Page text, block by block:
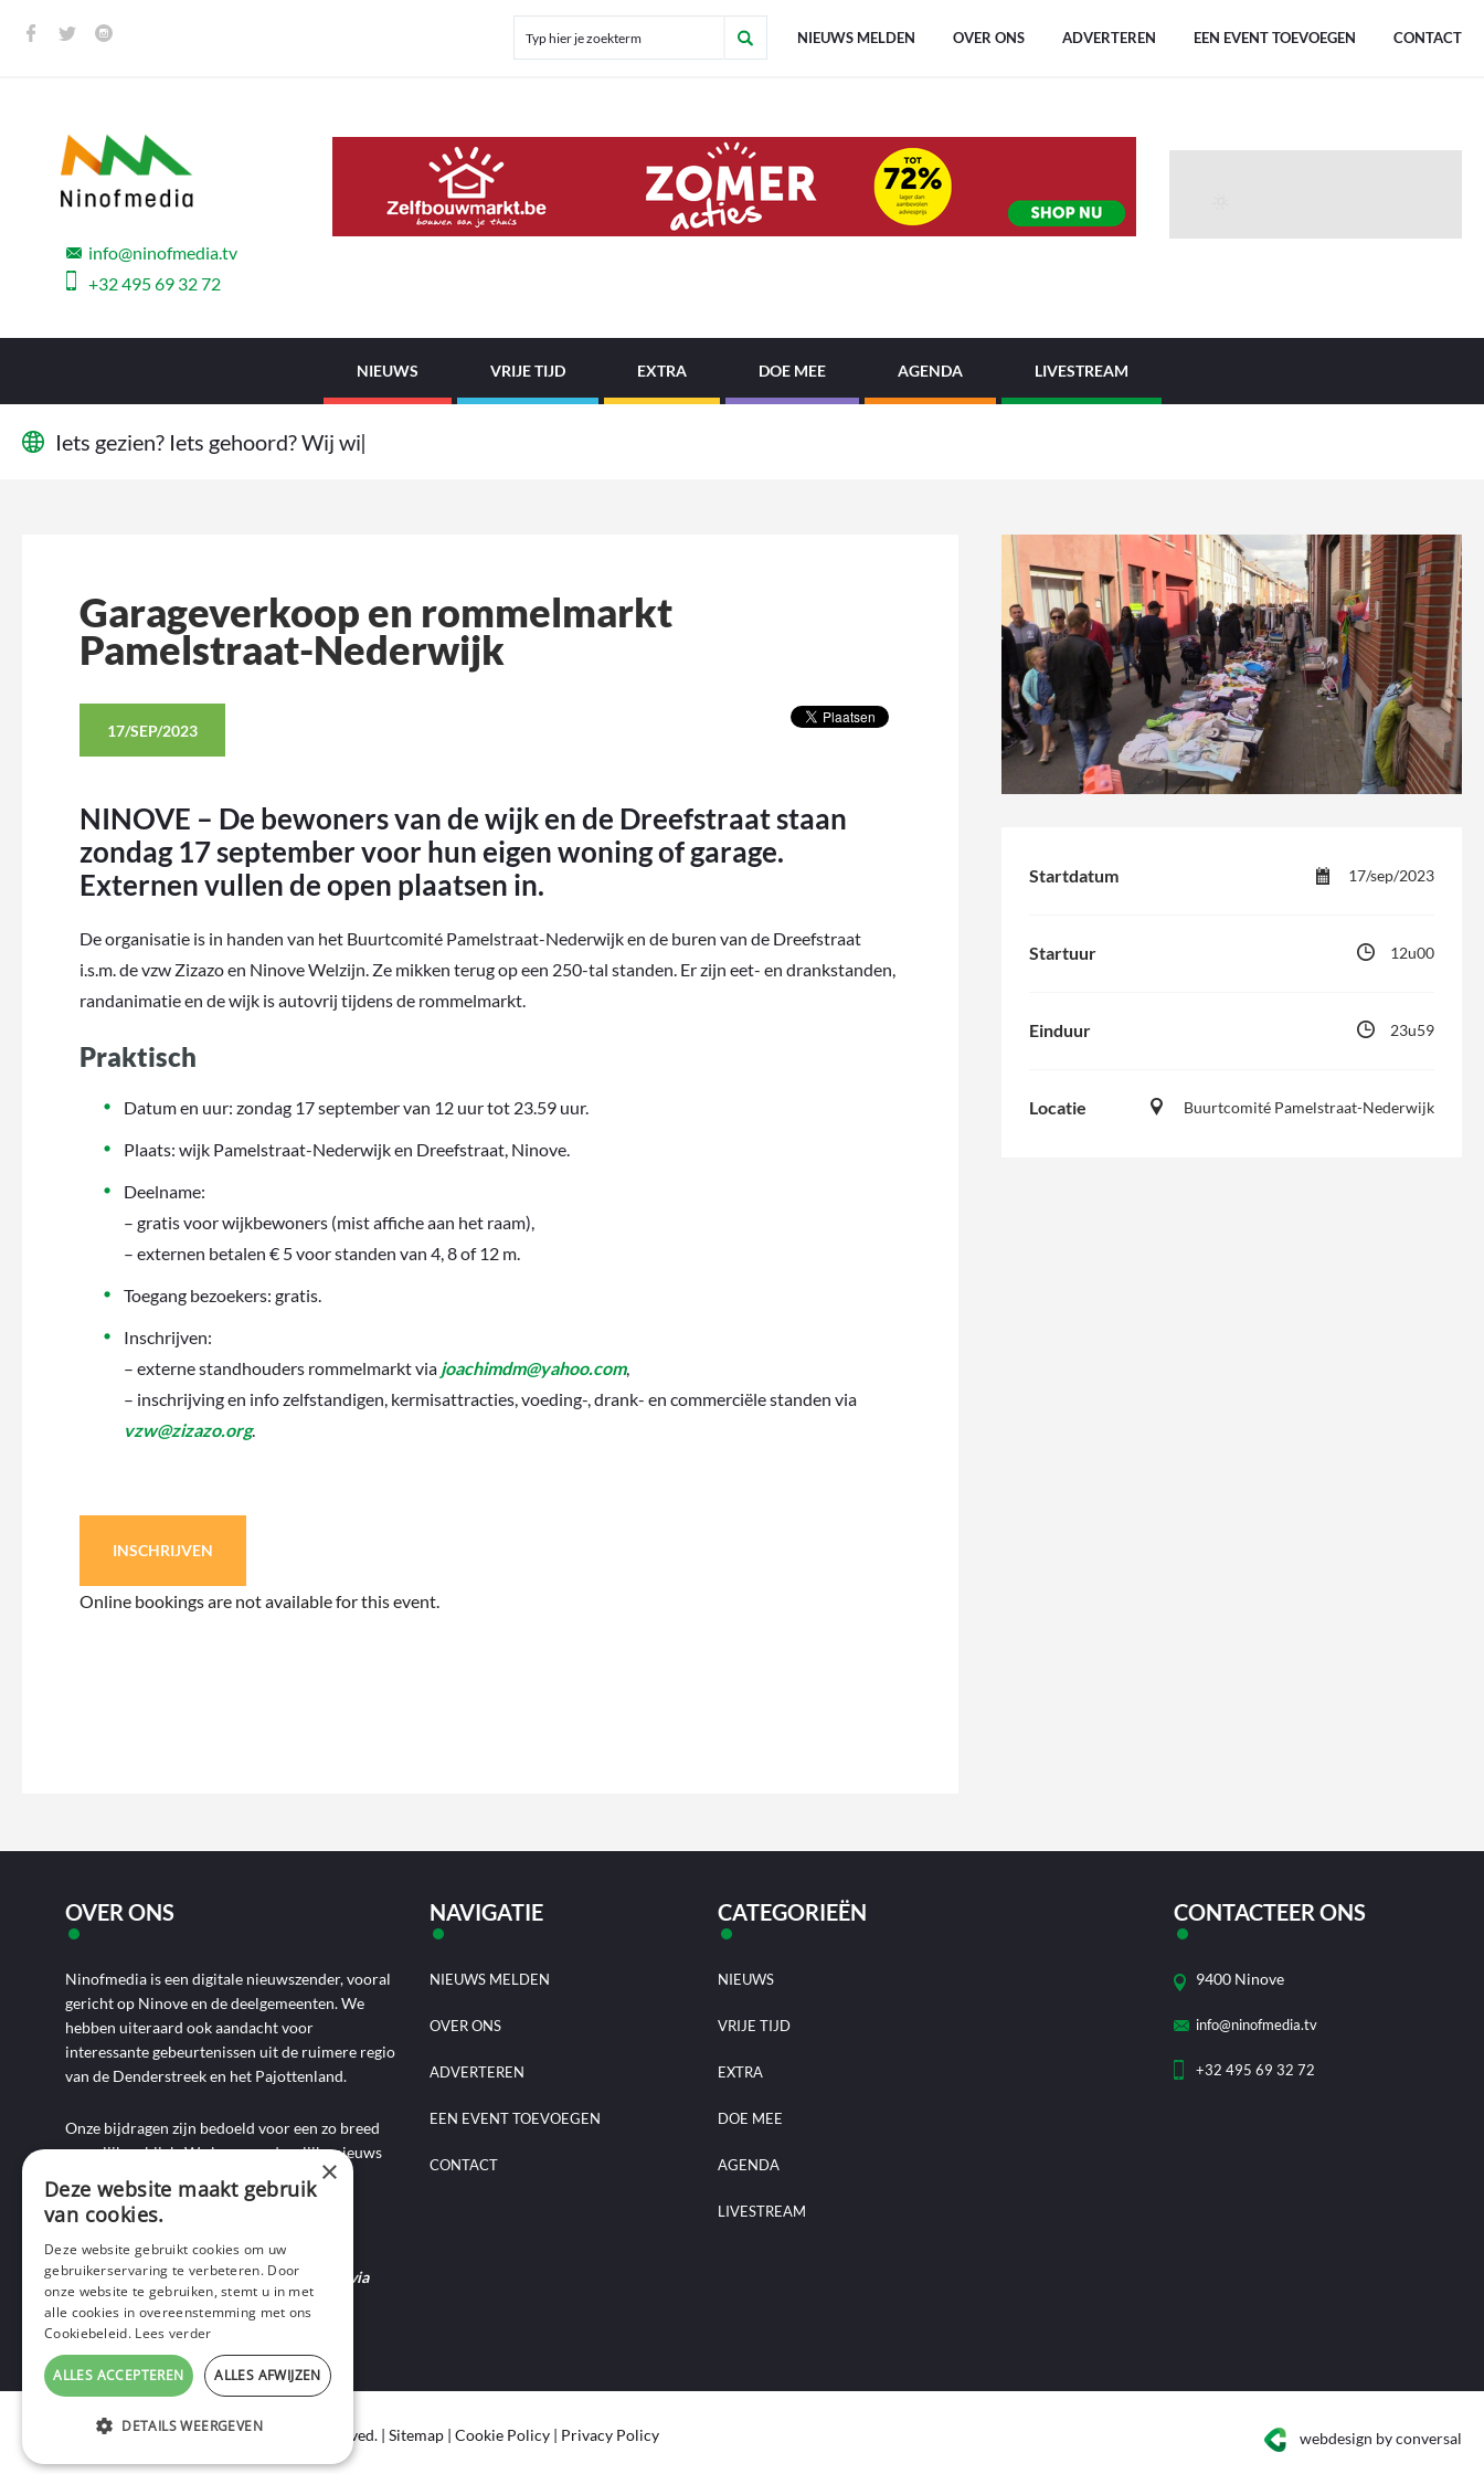
NIEUWS MELDEN OVER ONS ADVERTEREN EEN EVENT TOEVOEGEN CONTACT
info@ninofmedia.tv
+32 495 69 32 72
NIEUWS VRIJE TIJD EXTRA DOE MEE AGENDA LIVESTREAM
Iets gezien? Iets gehoord?Wij wil
Garageverkoop en rommelmarkt
Pamelstraat-Nederwijk
17/SEP/2023
NINOVE – De bewoners van de wijk en de Dreefstraat staan
zondag 17 september voor hun eigen woning of garage.
Externen vullen de open plaatsen in.
De organisatie is in handen van het Buurtcomité Pamelstraat-Nederwijk en de buren van de Dreefstraat
i.s.m. de vzw Zizazo en Ninove Welzijn. Ze mikken terug op een 250-tal standen. Er zijn eet- en drankstanden,
randanimatie en de wijk is autovrij tijdens de rommelmarkt.
Praktisch
Datum en uur: zondag 17 september van 12 uur tot 23.59 uur.
Plaats: wijk Pamelstraat-Nederwijk en Dreefstraat, Ninove.
Deelname:
– gratis voor wijkbewoners (mist affiche aan het raam),
– externen betalen € 5 voor standen van 4, 8 of 12 m.
Toegang bezoekers: gratis.
Inschrijven:
– externe standhouders rommelmarkt via joachimdm@yahoo.com,
– inschrijving en info zelfstandigen, kermisattracties, voeding-, drank- en commerciële standen via
vzw@zizazo.org.
INSCHRIJVEN
Online bookings are not available for this event.
Startdatum 17/sep/2023
Startuur 12u00
Einduur 23u59
Locatie Buurtcomité Pamelstraat-Nederwijk
OVER ONS
Ninofmedia is een digitale nieuwszender, vooral
gericht op Ninove en de deelgemeenten. We
hebben uiteraard ook aandacht voor
interessante gebeurtenissen uit de ruimere regio
van de Denderstreek en het Pajottenland.
Onze bijdragen zijn bedoeld voor een zo breed
mogelijk publiek. We brengen dagelijks nieuws
aan de hand van artikels, foto-, audio- en
videoverslagen, interviews, reportages en
commentaarstukken.
Heb je nieuws te melden? Contacteer ons via
mail of bel ons op 0495-69 32 72.
NAVIGATIE
NIEUWS MELDEN
OVER ONS
ADVERTEREN
EEN EVENT TOEVOEGEN
CONTACT
CATEGORIEËN
NIEUWS
VRIJE TIJD
EXTRA
DOE MEE
AGENDA
LIVESTREAM
CONTACTEER ONS
9400 Ninove
info@ninofmedia.tv
+32 495 69 32 72
Copyright © 2020 Ninof Media. All Rights Reserved. | Sitemap | Cookie Policy | Privacy Policy webdesign by conversal
×
Deze website maakt gebruik
van cookies.
Deze website gebruikt cookies om uw
gebruikerservaring te verbeteren. Door
onze website te gebruiken, stemt u in met
alle cookies in overeenstemming met ons
Cookiebeleid. Lees verder
ALLES ACCEPTEREN ALLES AFWIJZEN
DETAILS WEERGEVEN
STRIKT NOODZAKELIJK